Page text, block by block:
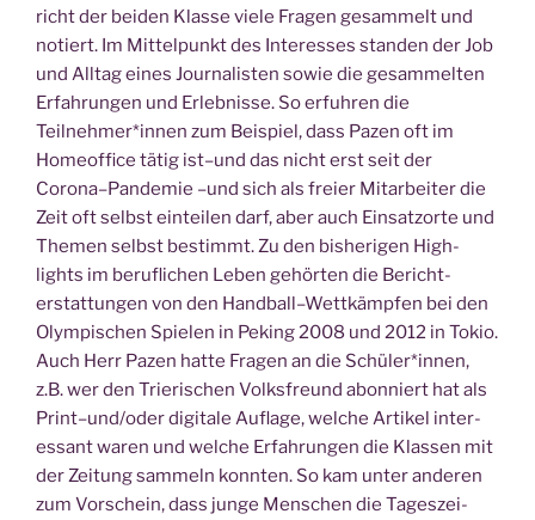
richt der bei­den Klas­se vie­le Fra­gen gesam­melt und
notiert. Im Mit­tel­punkt des Inter­es­ses stan­den der Job
und All­tag eines Jour­na­lis­ten sowie die gesam­mel­ten
Erfah­run­gen und Erleb­nis­se. So erfuh­ren die
Teilnehmer*innen zum Bei­spiel, dass Pazen oft im
Home­of­fice tätig ist–und das nicht erst seit der
Corona–Pandemie –und sich als frei­er Mit­ar­bei­ter die
Zeit oft selbst ein­tei­len darf, aber auch Ein­satz­or­te und
The­men selbst bestimmt. Zu den bis­he­ri­gen High­
lights im beruf­li­chen Leben gehör­ten die Bericht­
erstat­tun­gen von den Handball–Wettkämpfen bei den
Olym­pi­schen Spie­len in Peking 2008 und 2012 in Tokio.
Auch Herr Pazen hat­te Fra­gen an die Schüler*innen,
z.B. wer den Trie­ri­schen Volks­freund abon­niert hat als
Print–und/oder digi­ta­le Auf­la­ge, wel­che Arti­kel inter­
es­sant waren und wel­che Erfah­run­gen die Klas­sen mit
der Zei­tung sam­meln konn­ten. So kam unter ande­ren
zum Vor­schein, dass jun­ge Men­schen die Tages­zei­